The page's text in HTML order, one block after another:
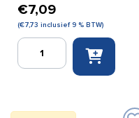
€7,09
(€7,73 inclusief 9 % BTW)
Betadine
oplossing